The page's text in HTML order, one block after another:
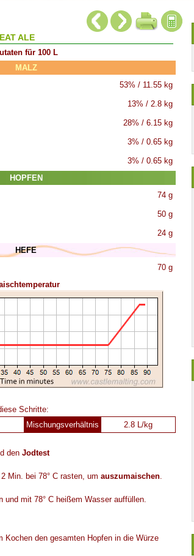
ALE
für 100 L
MALZ
53% / 11.55 kg
13% / 2.8 kg
28% / 6.15 kg
3% / 0.65 kg
3% / 0.65 kg
HOPFEN
74 g
50 g
24 g
HEFE
70 g
Schritte:
Mischungsverhältnis
2.8 L/kg
den Jodtest
Min. bei 78° C rasten, um auszumaischen.
mit 78° C heißem Wasser auffüllen.
Kochen den gesamten Hopfen in die Würze